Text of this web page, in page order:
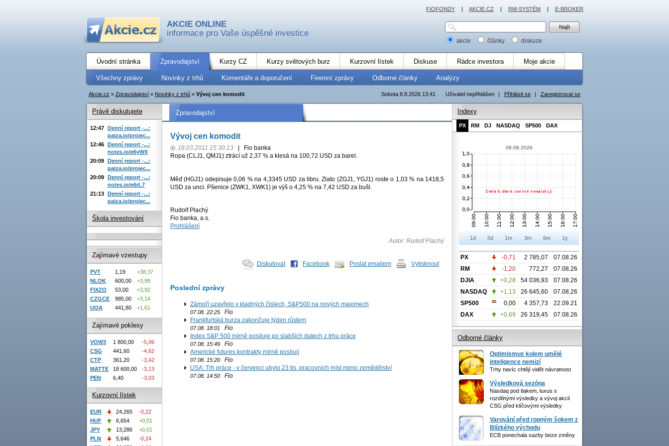
AKCIE ONLINE
informace pro Vaše úspěšné investice
akcie články diskuze
Úvodní stránka Zpravodajství Kurzy CZ Kurzy světových burz Kurzovní lístek Diskuse Rádce investora Moje akcie
Všechny zprávy Novinky z trhů Komentáře a doporučení Firemní zprávy Odborné články Analýzy
Uživatel nepřihlášen | Přihlásit se | Zaregistrovat se
Sobota 8.8.2026 13:41
Akcie.cz » Zpravodajství » Novinky z trhů » Vývoj cen komodit
Zpravodajství
Vývoj cen komodit
18.03.2011 15:30:13
Fio banka
Ropa (CLJ1, QMJ1) ztrácí už 2,37 % a klesá na 100,72 USD za barel.
Měď (HGJ1) odepisuje 0,06 % na 4,3345 USD za libru. Zlato (ZGJ1, YGJ1) roste o 1,03 % na 1418,5
USD za unci. Pšenice (ZWK1, XWK1) je výš o 4,25 % na 7,42 USD za bušl.
Rudolf Plachý
Fio banka, a.s.
Prohlášení
Autor: Rudolf Plachý
Diskutovat Facebook Poslat emailem Vytisknout
Poslední zprávy
Zámoří uzavřelo v kladných číslech, S&P500 na nových maximech
07.08. 22:25 Fio
Frankfurtská burza zakončuje týden růstem
07.08. 18:01
Fio
Index S&P 500 mírně posiluje po slabších datech z trhu práce
07.08. 15:49 Fio
Americké futures kontrakty mírně posilují
07.08. 15:20 Fio
USA: Trh práce - v červenci ubylo 23 tis. pracovních míst mimo zemědělství
07.08. 14:50 Fio
Právě diskutujete
12:47 Denní report -...:
paiza.io/projec...
12:46 Denní report -...:
notes.io/e6yWX
20:09 Denní report -...:
paiza.io/projec...
20:09 Denní report -...:
notes.io/e6rL7
21:13 Denní report -...:
paiza.io/projec...
Škola investování
Zajímavé vzestupy
PVT 1,19
+38,37
NLOK
600,00
+3,99
FIXZO
53,00
+3,92
CZGCE
985,00
+3,14
UQA
441,80 +1,61
Zajímavé poklesy
VOW3 1 800,00
-5,06
CSG
441,60
-4,62
CTP
361,20
-3,42
MATTE
18 600,00
-3,13
PEN
6,40 -3,03
Kurzovní lístek
EUR 24,265
-0,22
HUF
6,654
+0,01
JPY
13,286
+0,01
PLN
5,646
-0,24
Indexy
PX RM DJ NASDAQ SP500 DAX
08.08.2026
1d 5d 1m 3m 6m 1y
PX -0,71 2 785,07
07.08.26
RM
-1,20 772,27
07.08.26
DJIA
+0,28 54 036,93
07.08.26
NASDAQ
+1,13 26 645,60
07.08.26
SP500
0,00 4 357,73
22.09.21
DAX
+0,69 26 319,45 07.08.26
Odborné články
Optimismus kolem umělé
inteligence nemizí
Trhy navíc chtějí vidět návratnost
Výsledková sezóna
Nasdaq pod tlakem, luxus s
rozdílnými výsledky a vývoj akcií
CSG před klíčovými výsledky
Varování před ropným šokem z
Blízkého východu
ECB ponechala sazby beze změny
FIOFONDY | AKCIE.CZ | RM-SYSTÉM | E-BROKER